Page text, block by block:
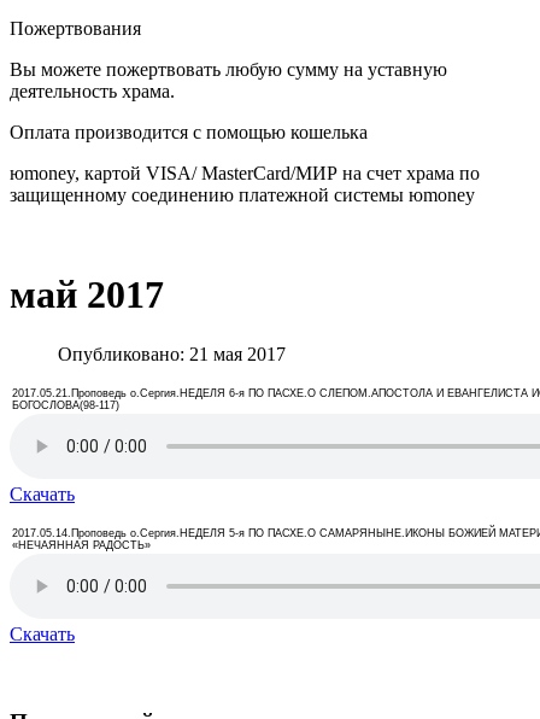
Пожертвования
Вы можете пожертвовать любую сумму на уставную
деятельность храма.
Оплата производится с помощью кошелька
юmoney, картой VISA/ MasterCard/МИР на счет храма по
защищенному соединению платежной системы юmoney
май 2017
Опубликовано: 21 мая 2017
2017.05.21.Проповедь о.Сергия.НЕДЕЛЯ 6-я ПО ПАСХЕ.О СЛЕПОМ.АПОСТОЛА И ЕВАНГЕЛИСТА
БОГОСЛОВА(98-117)
Скачать
2017.05.14.Проповедь о.Сергия.НЕДЕЛЯ 5-я ПО ПАСХЕ.О САМАРЯНЫНЕ.ИКОНЫ БОЖИЕЙ
«НЕЧАЯННАЯ РАДОСТЬ»
Скачать